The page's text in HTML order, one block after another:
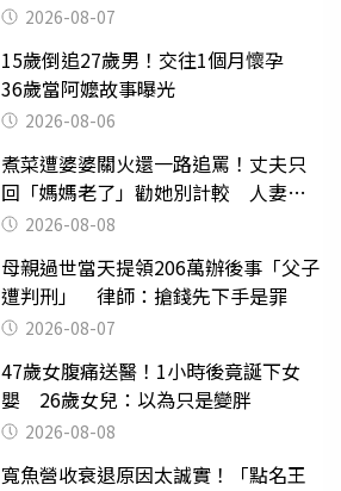
2026-08-07
15歲倒追27歲男！交往1個月懷孕
36歲當阿嬤故事曝光
2026-08-06
煮菜遭婆婆關火還一路追罵！丈夫只
回「媽媽老了」勸她別計較 人妻超
崩潰：我像台傭
2026-08-08
母親過世當天提領206萬辦後事「父子
遭判刑」 律師：搶錢先下手是罪
2026-08-07
47歲女腹痛送醫！1小時後竟誕下女
嬰 26歲女兒：以為只是變胖
2026-08-08
寬魚營收衰退原因太誠實！「點名王